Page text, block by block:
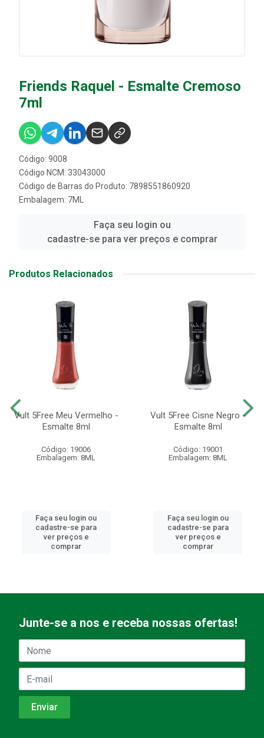
Friends Raquel - Esmalte Cremoso
7ml
Código: 9008
Código NCM: 33043000
Código de Barras do Produto: 7898551860920
Embalagem: 7ML
Faça seu login ou
cadastre-se para ver preços e comprar
Produtos Relacionados
Vult 5Free Meu Vermelho -
Esmalte 8ml
Código: 19006
Embalagem: 8ML
Faça seu login ou
cadastre-se para
ver preços e
comprar
Vult 5Free Cisne Negro -
Esmalte 8ml
Código: 19001
Embalagem: 8ML
Faça seu login ou
cadastre-se para
ver preços e
comprar
Junte-se a nos e receba nossas ofertas!